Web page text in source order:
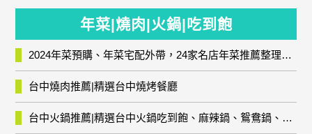
年菜|燒肉|火鍋|吃到飽
2024年菜預購、年菜宅配外帶，24家名店年菜推薦整理，圍爐輕鬆上菜團圓趣
台中燒肉推薦|精選台中燒烤餐廳
台中火鍋推薦|精選台中火鍋吃到飽、麻辣鍋、鴛鴦鍋、石頭火鍋、酸菜白肉鍋、海鮮鍋、燒酒雞、麻油雞、壽喜燒等熱門人氣火鍋店!